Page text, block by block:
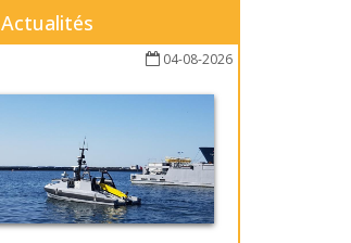
Actualités
04-08-2026